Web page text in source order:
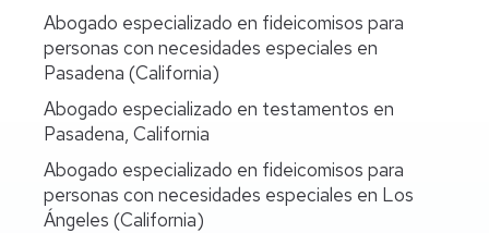
Abogado especializado en fideicomisos para
personas con necesidades especiales en
Pasadena (California)
Abogado especializado en testamentos en
Pasadena, California
Abogado especializado en fideicomisos para
personas con necesidades especiales en Los
Ángeles (California)